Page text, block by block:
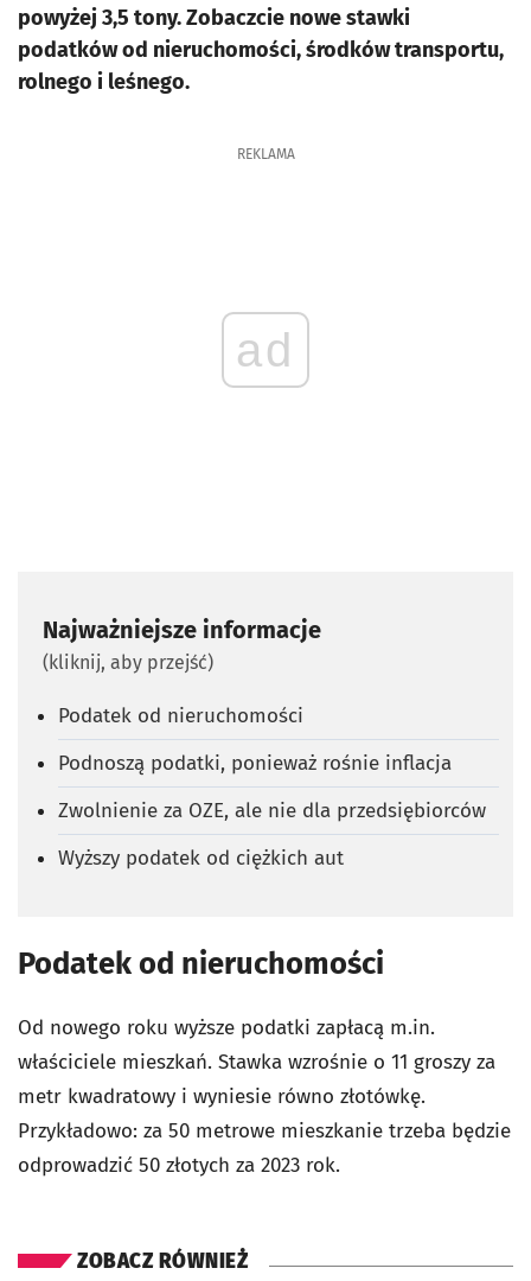
powyżej 3,5 tony. Zobaczcie nowe stawki
podatków od nieruchomości, środków transportu,
rolnego i leśnego.
REKLAMA
ad
Najważniejsze informacje
(kliknij, aby przejść)
Podatek od nieruchomości
Podnoszą podatki, ponieważ rośnie inflacja
Zwolnienie za OZE, ale nie dla przedsiębiorców
Wyższy podatek od ciężkich aut
Podatek od nieruchomości
Od nowego roku wyższe podatki zapłacą m.in.
właściciele mieszkań. Stawka wzrośnie o 11 groszy za
metr kwadratowy i wyniesie równo złotówkę.
Przykładowo: za 50 metrowe mieszkanie trzeba będzie
odprowadzić 50 złotych za 2023 rok.
ZOBACZ RÓWNIEŻ